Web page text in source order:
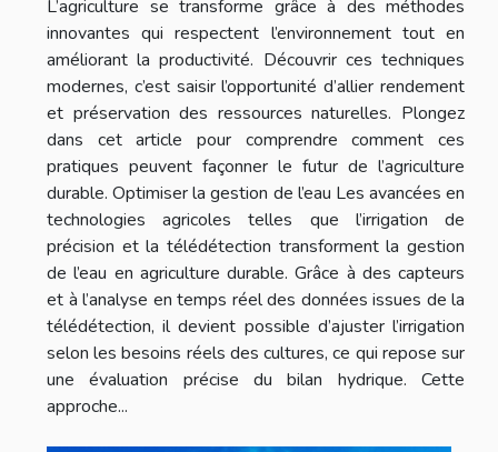
L’agriculture se transforme grâce à des méthodes
innovantes qui respectent l’environnement tout en
améliorant la productivité. Découvrir ces techniques
modernes, c’est saisir l’opportunité d’allier rendement
et préservation des ressources naturelles. Plongez
dans cet article pour comprendre comment ces
pratiques peuvent façonner le futur de l’agriculture
durable. Optimiser la gestion de l’eau Les avancées en
technologies agricoles telles que l’irrigation de
précision et la télédétection transforment la gestion
de l’eau en agriculture durable. Grâce à des capteurs
et à l’analyse en temps réel des données issues de la
télédétection, il devient possible d’ajuster l’irrigation
selon les besoins réels des cultures, ce qui repose sur
une évaluation précise du bilan hydrique. Cette
approche...